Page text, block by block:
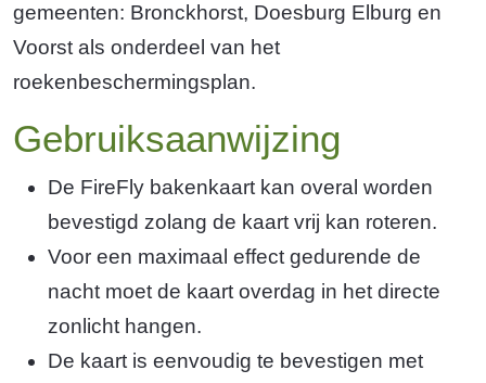
gemeenten: Bronckhorst, Doesburg Elburg en
Voorst als onderdeel van het
roekenbeschermingsplan.
Gebruiksaanwijzing
De FireFly bakenkaart kan overal worden
bevestigd zolang de kaart vrij kan roteren.
Voor een maximaal effect gedurende de
nacht moet de kaart overdag in het directe
zonlicht hangen.
De kaart is eenvoudig te bevestigen met